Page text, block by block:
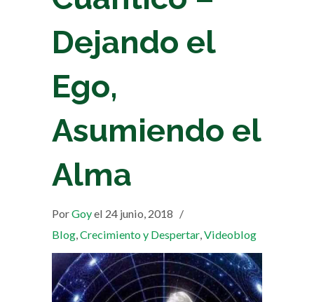
Dejando el
Ego,
Asumiendo el
Alma
PorGoyel 24 junio, 2018 /
Blog,Crecimiento y Despertar,Videoblog